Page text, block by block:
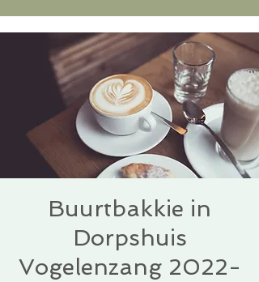
Buurtbakkie in
Dorpshuis
Vogelenzang 2022-